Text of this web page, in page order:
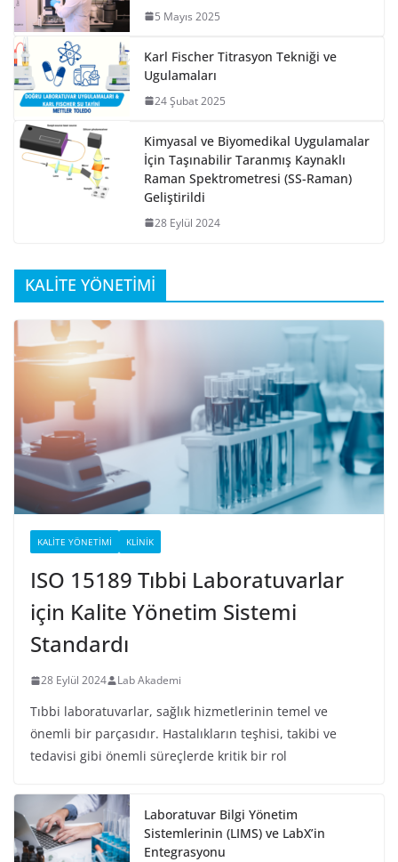
5 Mayıs 2025
Karl Fischer Titrasyon Tekniği ve
Ugulamaları
24 Şubat 2025
Kimyasal ve Biyomedikal Uygulamalar
İçin Taşınabilir Taranmış Kaynaklı
Raman Spektrometresi (SS-Raman)
Geliştirildi
28 Eylül 2024
KALİTE YÖNETİMİ
KALITE YÖNETIMI KLINIK
ISO 15189 Tıbbi Laboratuvarlar
için Kalite Yönetim Sistemi
Standardı
28 Eylül 2024 Lab Akademi
Tıbbi laboratuvarlar, sağlık hizmetlerinin temel ve
önemli bir parçasıdır. Hastalıkların teşhisi, takibi ve
tedavisi gibi önemli süreçlerde kritik bir rol
Laboratuvar Bilgi Yönetim
Sistemlerinin (LIMS) ve LabX’in
Entegrasyonu